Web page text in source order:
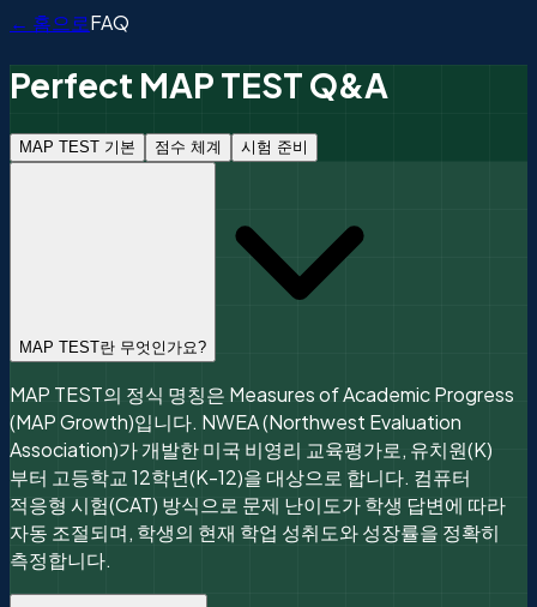
← 홈으로FAQ
Perfect MAP TEST Q&A
MAP TEST 기본 점수 체계 시험 준비
MAP TEST란 무엇인가요?
MAP TEST의 정식 명칭은 Measures of Academic Progress
(MAP Growth)입니다. NWEA (Northwest Evaluation
Association)가 개발한 미국 비영리 교육평가로, 유치원(K)
부터 고등학교 12학년(K-12)을 대상으로 합니다. 컴퓨터
적응형 시험(CAT) 방식으로 문제 난이도가 학생 답변에 따라
자동 조절되며, 학생의 현재 학업 성취도와 성장률을 정확히
측정합니다.